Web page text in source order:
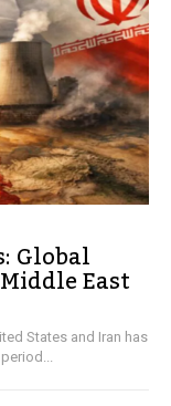
Global
East
States and Iran has